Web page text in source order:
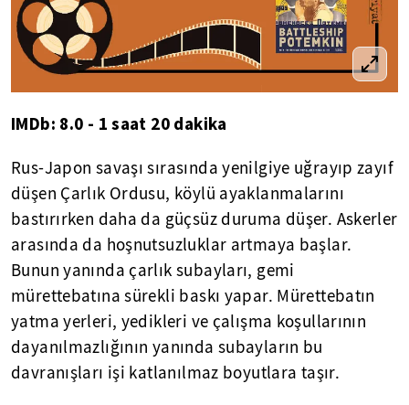
IMDb: 8.0 - 1 saat 20 dakika
Rus-Japon savaşı sırasında yenilgiye uğrayıp zayıf
düşen Çarlık Ordusu, köylü ayaklanmalarını
bastırırken daha da güçsüz duruma düşer. Askerler
arasında da hoşnutsuzluklar artmaya başlar.
Bunun yanında çarlık subayları, gemi
mürettebatına sürekli baskı yapar. Mürettebatın
yatma yerleri, yedikleri ve çalışma koşullarının
dayanılmazlığının yanında subayların bu
davranışları işi katlanılmaz boyutlara taşır.